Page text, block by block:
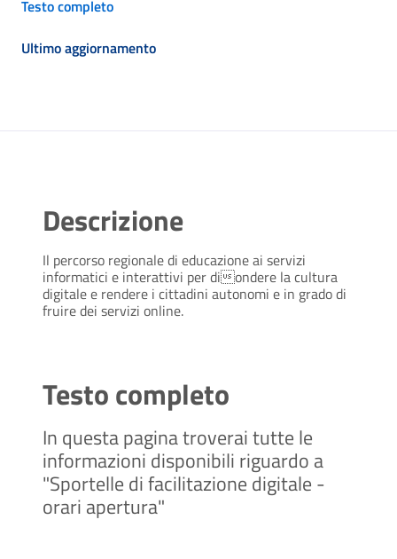
Testo completo
Ultimo aggiornamento
Descrizione
Il percorso regionale di educazione ai servizi
informatici e interattivi per diondere la cultura
digitale e rendere i cittadini autonomi e in grado di
fruire dei servizi online.
Testo completo
In questa pagina troverai tutte le
informazioni disponibili riguardo a
"Sportelle di facilitazione digitale -
orari apertura"